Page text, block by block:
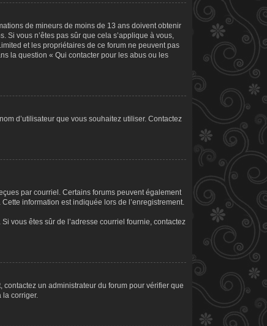
de mineurs de moins de 13 ans doivent obtenir
Si vous n’êtes pas sûr que cela s’applique à vous,
et les propriétaires de ce forum ne peuvent pas
la question « Qui contacter pour les abus ou les
d’utilisateur que vous souhaitez utiliser. Contactez
par courriel. Certains forums peuvent également
information est indiquée lors de l’enregistrement.
vous êtes sûr de l’adresse courriel fournie, contactez
contactez un administrateur du forum pour vérifier que
la corriger.